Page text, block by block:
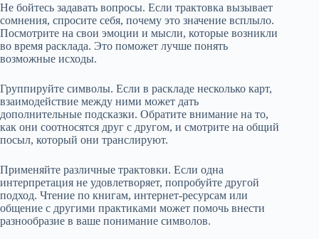
Не бойтесь задавать вопросы. Если трактовка вызывает
сомнения, спросите себя, почему это значение всплыло.
Посмотрите на свои эмоции и мысли, которые возникли
во время расклада. Это поможет лучше понять
возможные исходы.
Группируйте символы. Если в раскладе несколько карт,
взаимодействие между ними может дать
дополнительные подсказки. Обратите внимание на то,
как они соотносятся друг с другом, и смотрите на общий
посыл, который они транслируют.
Применяйте различные трактовки. Если одна
интерпретация не удовлетворяет, попробуйте другой
подход. Чтение по книгам, интернет-ресурсам или
общение с другими практиками может помочь внести
разнообразие в ваше понимание символов.